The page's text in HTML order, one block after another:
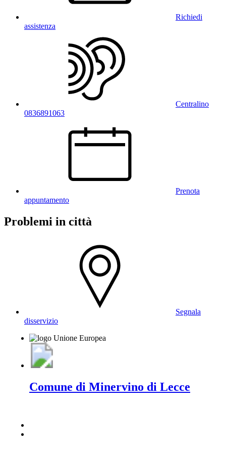
Richiedi
assistenza
Centralino
0836891063
Prenota
appuntamento
Problemi in città
Segnala
disservizio
Comune di Minervino di Lecce